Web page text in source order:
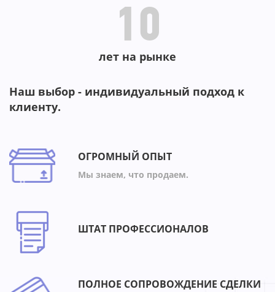
10
лет на рынке
Наш выбор - индивидуальный подход к
клиенту.
ОГРОМНЫЙ ОПЫТ
Мы знаем, что продаем.
ШТАТ ПРОФЕССИОНАЛОВ
ПОЛНОЕ СОПРОВОЖДЕНИЕ СДЕЛКИ